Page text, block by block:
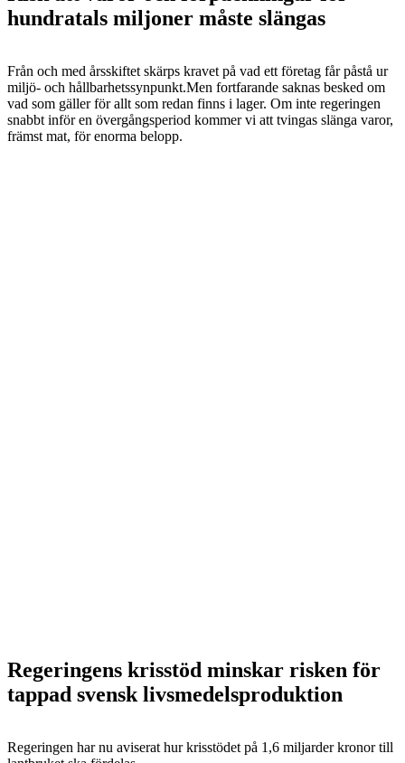
hundratals miljoner måste slängas
Från och med årsskiftet skärps kravet på vad ett företag får påstå ur
miljö- och hållbarhetssynpunkt.Men fortfarande saknas besked om
vad som gäller för allt som redan finns i lager. Om inte regeringen
snabbt inför en övergångsperiod kommer vi att tvingas slänga varor,
främst mat, för enorma belopp.
Regeringens krisstöd minskar risken för
tappad svensk livsmedelsproduktion
Regeringen har nu aviserat hur krisstödet på 1,6 miljarder kronor till